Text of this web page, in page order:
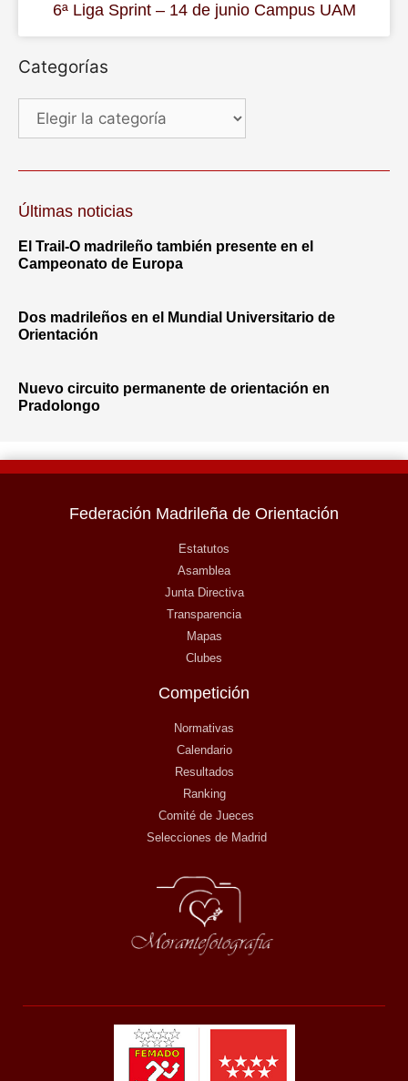
6ª Liga Sprint – 14 de junio Campus UAM
Categorías
Últimas noticias
El Trail-O madrileño también presente en el
Campeonato de Europa
Dos madrileños en el Mundial Universitario de
Orientación
Nuevo circuito permanente de orientación en
Pradolongo
Federación Madrileña de Orientación
Estatutos
Asamblea
Junta Directiva
Transparencia
Mapas
Clubes
Competición
Normativas
Calendario
Resultados
Ranking
Comité de Jueces
Selecciones de Madrid